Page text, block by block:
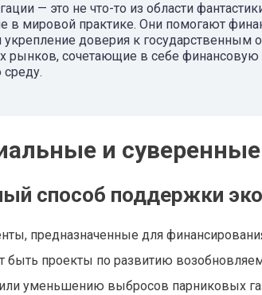
— это не что-то из области
в мировой практике. Они помогают
доверия к государственным
рынков, сочетающие в себе финансовую
и
способ поддержки
предназначенные для
быть проекты по развитию
уменьшению выбросов парниковых